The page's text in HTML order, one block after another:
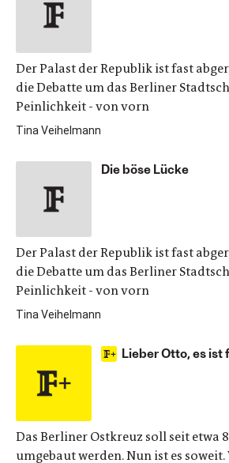
Der Palast der Republik ist fast
die Debatte um das Berliner
Peinlichkeit - von vorn
Tina Veihelmann
Die böse Lücke
Der Palast der Republik ist fast
die Debatte um das Berliner
Peinlichkeit - von vorn
Tina Veihelmann
Lieber Otto, es ist
Das Berliner Ostkreuz soll seit etwa
umgebaut werden. Nun ist es